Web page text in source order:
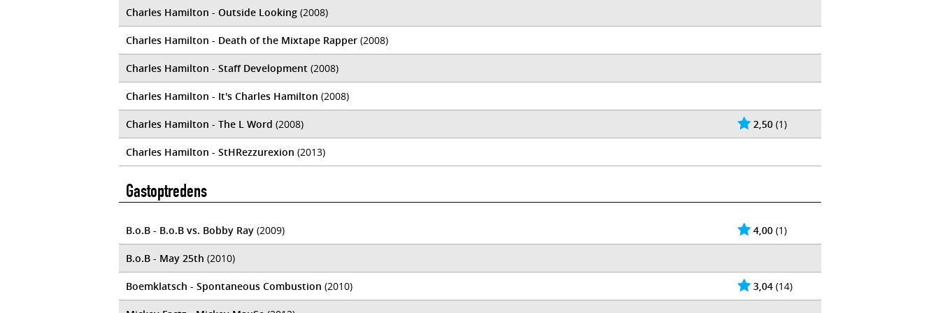
Charles Hamilton - Outside Looking (2008)
Charles Hamilton - Death of the Mixtape Rapper (2008)
Charles Hamilton - Staff Development (2008)
Charles Hamilton - It's Charles Hamilton (2008)
2,50 (1)
Charles Hamilton - The L Word (2008)
Charles Hamilton - StHRezzurexion (2013)
Gastoptredens
4,00 (1)
B.o.B - B.o.B vs. Bobby Ray (2009)
B.o.B - May 25th (2010)
3,04 (14)
Boemklatsch - Spontaneous Combustion (2010)